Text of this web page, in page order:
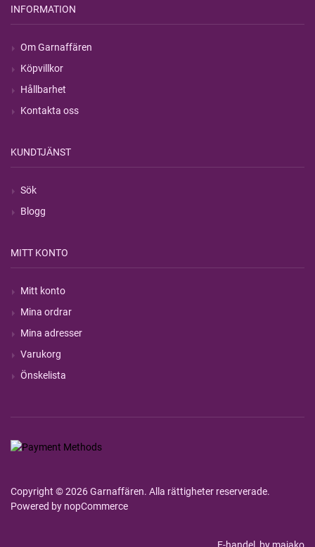
INFORMATION
Om Garnaffären
Köpvillkor
Hållbarhet
Kontakta oss
KUNDTJÄNST
Sök
Blogg
MITT KONTO
Mitt konto
Mina ordrar
Mina adresser
Varukorg
Önskelista
Copyright © 2026 Garnaffären. Alla rättigheter reserverade.
Powered by nopCommerce